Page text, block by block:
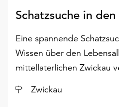
Schaltfläche
Einstellungen“
Verfügung.
Funktionale
werden
Schatzsuche in
Eine spannende
Wissen über den
mittellaterlichen Zwickau
Ort
Zwickau